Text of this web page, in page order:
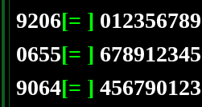
9206[= ] 012356789
0655[= ] 678912345
9064[= ] 456790123